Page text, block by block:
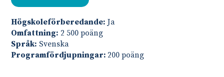
Högskoleförberedande: Ja
Omfattning: 2 500 poäng
Språk: Svenska
Programfördjupningar: 200 poäng